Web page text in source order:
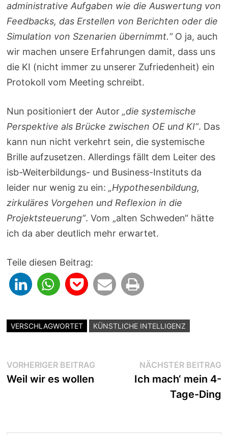
administrative Aufgaben wie die Auswertung von
Feedbacks, das Erstellen von Berichten oder die
Simulation von Szenarien übernimmt.“O ja, auch
wir machen unsere Erfahrungen damit, dass uns
die KI (nicht immer zu unserer Zufriedenheit) ein
Protokoll vom Meeting schreibt.
Nun positioniert der Autor„die systemische
Perspektive als Brücke zwischen OE und KI“. Das
kann nun nicht verkehrt sein, die systemische
Brille aufzusetzen. Allerdings fällt dem Leiter des
isb-Weiterbildungs- und Business-Instituts da
leider nur wenig zu ein:„Hypothesenbildung,
zirkuläres Vorgehen und Reflexion in die
Projektsteuerung“. Vom „alten Schweden“ hätte
ich da aber deutlich mehr erwartet.
Teile diesen Beitrag:
VERSCHLAGWORTET KÜNSTLICHE INTELLIGENZ
Beitragsnavigation
VORHERIGER BEITRAG Vorheriger
Weil wir es wollen
NÄCHSTER BEITRAG
Ich mach‘ mein 4-
Tage-Ding